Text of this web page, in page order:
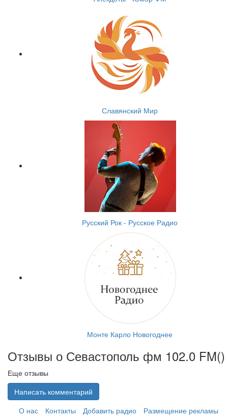
Славянский Мир
Русский Рок - Русское Радио
Монте Карло Новогоднее
Отзывы о Севастополь фм 102.0 FM()
Еще отзывы
Написать комментарий
О нас
Контакты Добавить радио Размещение рекламы